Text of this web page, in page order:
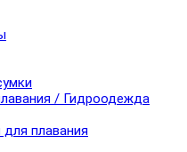
/ Гидроодежда
плавания